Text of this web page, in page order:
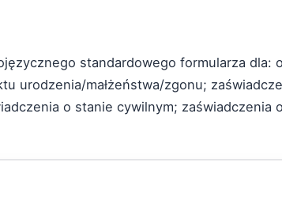
standardowego formularza dla:
urodzenia/małżeństwa/zgonu;
o stanie cywilnym; zaświadczenia